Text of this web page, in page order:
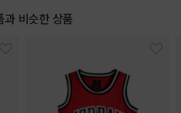
과 비슷한 상품